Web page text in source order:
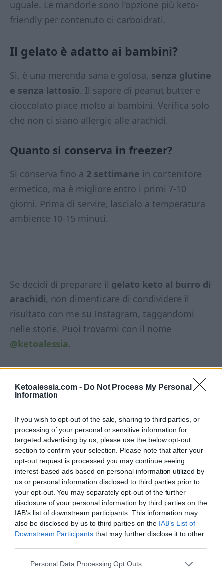
Ketoalessia.com - Do Not Process My Personal
Information
If you wish to opt-out of the sale, sharing to third parties, or
processing of your personal or sensitive information for
targeted advertising by us, please use the below opt-out
section to confirm your selection. Please note that after your
opt-out request is processed you may continue seeing
interest-based ads based on personal information utilized by
us or personal information disclosed to third parties prior to
your opt-out. You may separately opt-out of the further
disclosure of your personal information by third parties on the
IAB’s list of downstream participants. This information may
also be disclosed by us to third parties on the IAB’s List of
Downstream Participants that may further disclose it to other
Personal Data Processing Opt Outs
uguale. Le mandorle sono l’opzione più keto-
friendly per contenuto di carboidrati.
Il gelato è adatto ai bambini?
Sì, è una merenda sana e golosa, senza glutine
e senza lattosio. Il sapore di peanut butter e
cioccolato piace molto ai bambini. Verifica solo
che non ci siano allergie alle arachidi.
Quanto si conserva in freezer?
Si conserva fino a 2 settimane in contenitore
ermetico, ma è migliore entro i primi 7-10
giorni. Prima di servire, lascialo a temperatura
ambiente 10-15 minuti.
Se decidi di preparare il gelato keto al burro di
arachidi, non dimenticare di condividere il
risultato con me su Instagram, taggandomi
nelle storie. Puoi trovarmi con il nome
@ketoalessia.
Pin Print
Gelato keto al burro di
arachidi senza gelatiera